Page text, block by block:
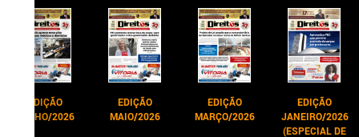
EDIÇÃO
JUNHO/2026
EDIÇÃO
MAIO/2026
EDIÇÃO
MARÇO/2026
EDIÇÃO
JANEIRO/2026
(ESPECIAL DE